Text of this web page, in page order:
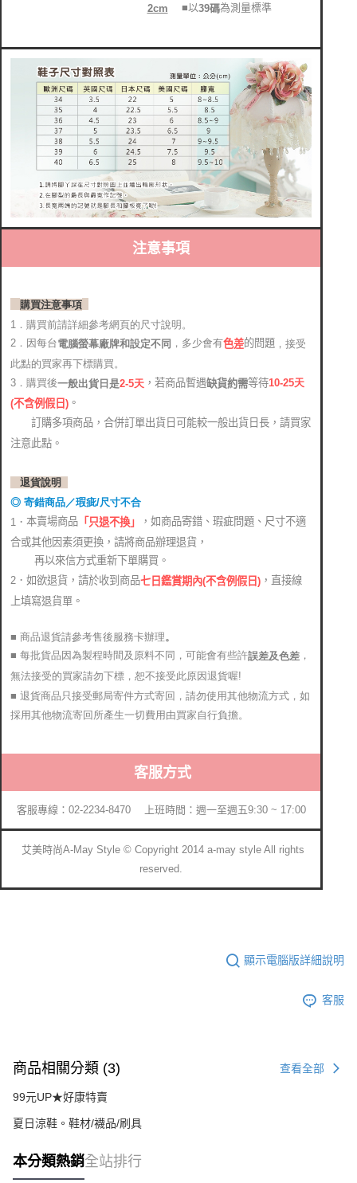
2cm
■以39碼為測量標準
注意事項
購買注意事項
1．購買前請詳細參考網頁的尺寸說明。
2．因每台電腦螢幕廠牌和設定不同 ，多少會有色差的問題 ，接受
此點的買家再下標購買。
3．購買後一般出貨日是2-5天 ，若商品暫遇缺貨約需等待10-25天
(不含例假日) 。
訂購多項商品，合併訂單出貨日可能較一般出貨日長，請買家
注意此點。
退貨說明
◎ 寄錯商品／瑕疵/尺寸不合
1． 本賣場商品 「只退不換」
，如商品寄錯、瑕疵問題、尺寸不適
合或其他因素須更換，請將商品辦理退貨，
再以來信方式重新下單購買。
2．如欲退貨，請於收到商品七日鑑賞期內(不含例假日) ，直接線
上填寫退貨單。
■ 商品退貨請參考售後服務卡辦理。
■ 每批貨品因為製程時間及原料不同，可能會有些許誤差及色差 ，
無法接受的買家請勿下標，恕不接受此原因退貨喔!
■ 退貨商品只接受郵局寄件方式寄回，請勿使用其他物流方式，如
採用其他物流寄回所產生一切費用由買家自行負擔。
客服方式
客服專線：02-2234-8470 上班時間：週一至週五9:30 ~ 17:00
艾美時尚A-May Style © Copyright 2014 a-may style All rights
reserved.
顯示電腦版詳細說明
客服
商品相關分類 (3) 查看全部
99元UP★好康特賣
夏日涼鞋。鞋材/襪品/刷具
本分類熱銷全站排行